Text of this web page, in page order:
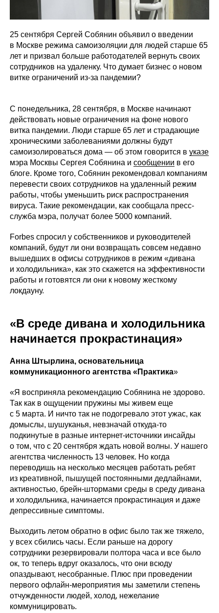
25 сентября Сергей Собянин объявил о введении
в Москве режима самоизоляции для людей старше 65
лет и призвал больше работодателей вернуть своих
сотрудников на удаленку. Что думает бизнес о новом
витке ограничений из-за пандемии?
С понедельника, 28 сентября, в Москве начинают
действовать новые ограничения на фоне нового
витка пандемии. Люди старше 65 лет и страдающие
хроническими заболеваниями должны будут
самоизолироваться дома — об этом говорится в указе
мэра Москвы Сергея Собянина и сообщении в его
блоге. Кроме того, Собянин рекомендовал компаниям
перевести своих сотрудников на удаленный режим
работы, чтобы уменьшить риск распространения
вируса. Такие рекомендации, как сообщала пресс-
служба мэра, получат более 5000 компаний.
Forbes спросил у собственников и руководителей
компаний, будут ли они возвращать совсем недавно
вышедших в офисы сотрудников в режим «дивана
и холодильника», как это скажется на эффективности
работы и готовятся ли они к новому жесткому
локдауну.
«В среде дивана и холодильника
начинается прокрастинация»
Анна Штырлина, основательница
коммуникационного агентства «Практика»
«Я восприняла рекомендацию Собянина не здорово.
Так как в ощущении пружины мы живем еще
с 5 марта. И ничто так не подогревало этот ужас, как
домыслы, шушуканья, невзначай откуда-то
подкинутые в разные интернет-источники инсайды
о том, что с 20 сентября ждать новой волны. У нашего
агентства численность 13 человек. Но когда
переводишь на несколько месяцев работать ребят
из креативной, пышущей постоянными дедлайнами,
активностью, брейн-штормами среды в среду дивана
и холодильника, начинается прокрастинация и даже
депрессивные симптомы.
Выходить летом обратно в офис было так же тяжело,
у всех сбились часы. Если раньше на дорогу
сотрудники резервировали полтора часа и все было
ок, то теперь вдруг оказалось, что они всюду
опаздывают, несобранные. Плюс при проведении
первого офлайн-мероприятия мы заметили степень
отчужденности людей, холод, нежелание
коммуницировать.